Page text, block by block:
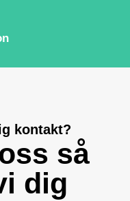
kontakt?
så
dig